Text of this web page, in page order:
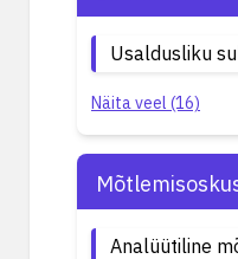
Usaldusliku
Näita veel (16)
Analüütiline